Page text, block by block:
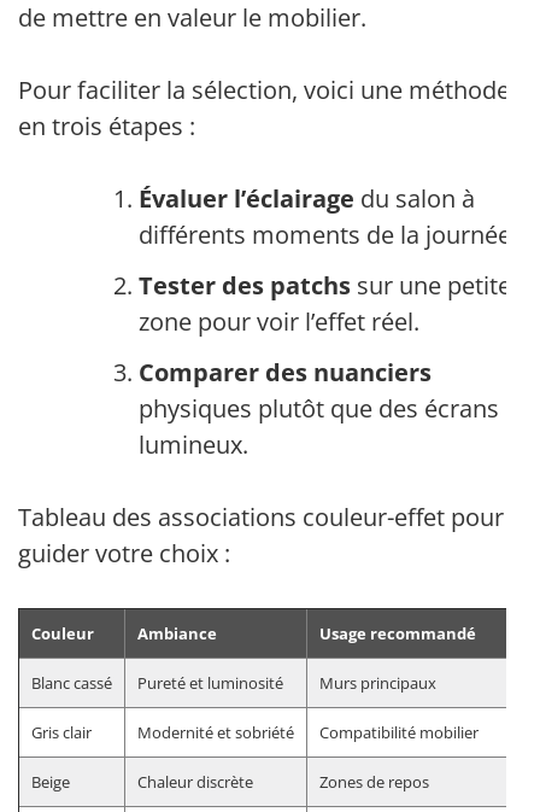
de mettre en valeur le mobilier.
Pour faciliter la sélection, voici une méthode
en trois étapes :
Évaluer l’éclairage du salon à
différents moments de la journée.
Tester des patchs sur une petite
zone pour voir l’effet réel.
Comparer des nuanciers
physiques plutôt que des écrans
lumineux.
Tableau des associations couleur-effet pour
guider votre choix :
Couleur Ambiance Usage recommandé
Blanc cassé Pureté et luminosité Murs principaux
Gris clair Modernité et sobriété Compatibilité mobilier
Beige Chaleur discrète Zones de repos